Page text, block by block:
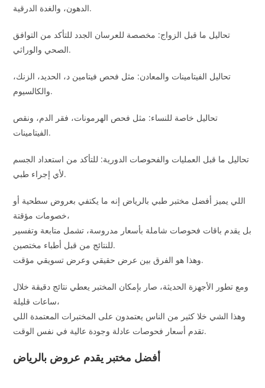
الدهون، والغدة الدرقية.
تحاليل ما قبل الزواج: مخصصة للعرسان الجدد للتأكد من التوافق
الصحي والوراثي.
تحاليل الفيتامينات والمعادن: مثل فحص فيتامين د، الحديد، الزنك،
والكالسيوم.
تحاليل خاصة للنساء: مثل فحص الهرمونات، فقر الدم، ونقص
الفيتامينات.
تحاليل ما قبل العمليات والفحوصات الدورية: للتأكد من استعداد الجسم
لأي إجراء طبي.
اللي يميز أفضل مختبر طبي بالرياض إنه ما يكتفي بعروض سطحية أو
خصومات مؤقتة،
بل يقدم باقات فحوصات شاملة بأسعار مدروسة، تشمل متابعة وتفسير
للنتائج من قبل أطباء مختصين.
وهذا هو الفرق بين عرض حقيقي وعرض تسويقي مؤقت.
ومع تطور الأجهزة الحديثة، صار بإمكان المختبر يعطي نتائج دقيقة خلال
ساعات قليلة،
وهذا الشي خلا كثير من الناس يعتمدون على المختبرات المعتمدة اللي
تقدم أسعار فحوصات عادلة وجودة عالية في نفس الوقت.
أفضل مختبر يقدم عروض بالرياض